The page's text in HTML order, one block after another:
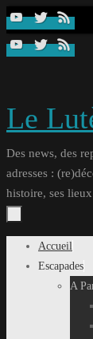
Passer
contenu
Le
Des news, des
adresses :
histoire, ses
Passer
Accueil
Escapades
A